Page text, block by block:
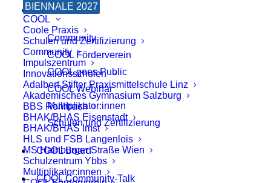
BIENNALE 2027
COOL
Coole Praxis
Schulen und Zertifizierung
Community
Impulszentrum
Innovationsschulen
Adalbert Stifter Praxismittelschule Linz
Akademisches Gymnasium Salzburg
BBS Rohrbach
BHAK/BHAS Eisenstadt
BHAK/BHAS Imst
HLS und FSB Langenlois
MS Hainburger Straße Wien
Schulzentrum Ybbs
Multiplikator:innen
COOL
Community
COOL Förderverein
COOL goes Public
COOL Webinar
Multiplikator:innen
Schulen und Zertifizierung
COOL Board
COOL Community-Talk